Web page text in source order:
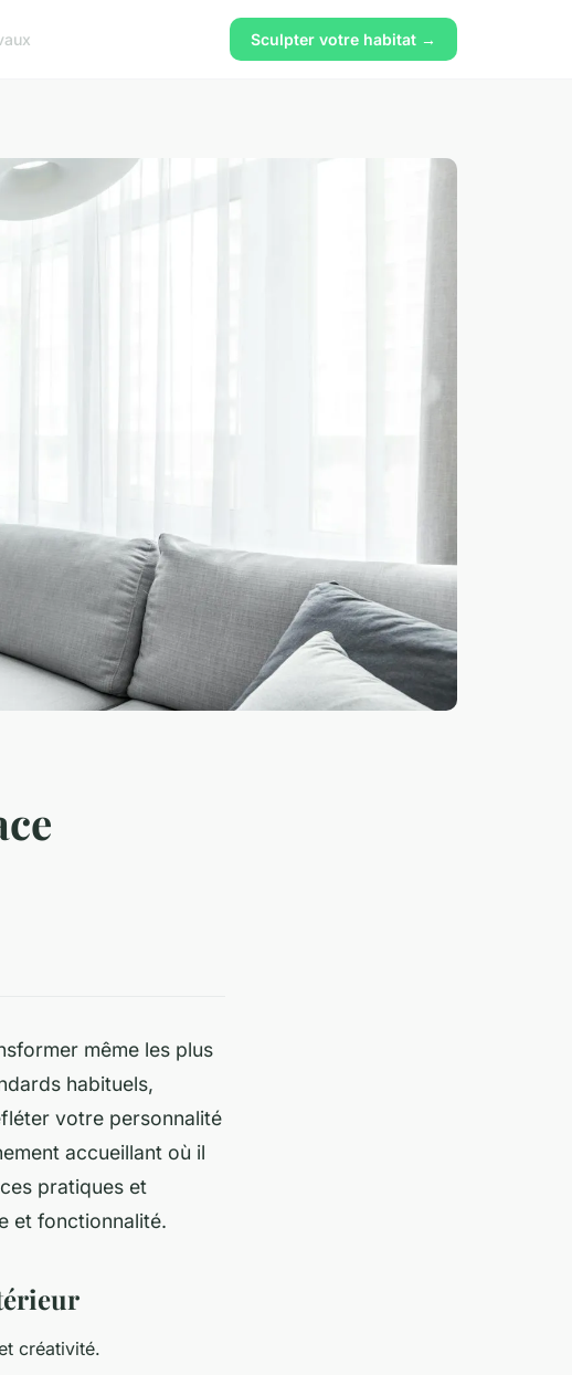
Sculpter votre habitat →
même les plus
habituels,
votre personnalité
accueillant où il
pratiques et
et fonctionnalité.
créativité.